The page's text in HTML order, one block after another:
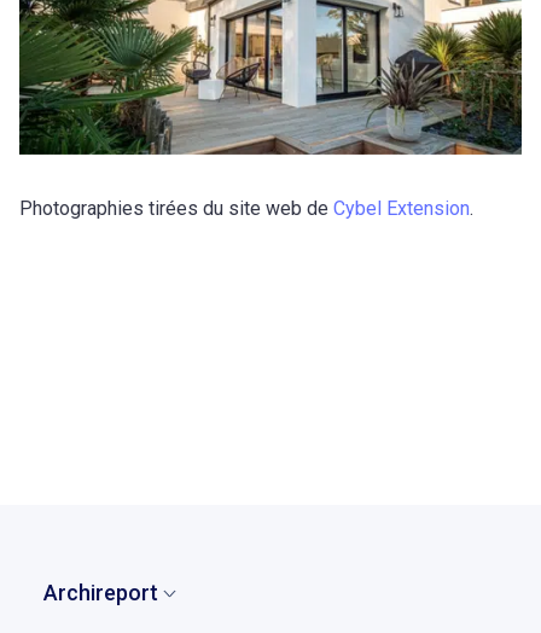
Photographies tirées du site web de Cybel Extension.
Archireport